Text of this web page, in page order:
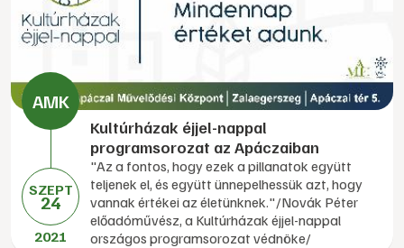
SZEPT
24
2021
Kultúrházak éjjel-nappal
programsorozat az Apáczaiban
"Az a fontos, hogy ezek a pillanatok együtt
teljenek el, és együtt ünnepelhessük azt, hogy
vannak értékei az életünknek."/Novák Péter
előadóművész, a Kultúrházak éjjel-nappal
országos programsorozat védnöke/